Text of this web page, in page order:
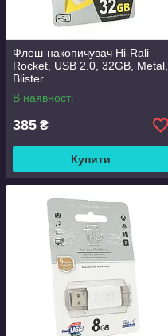
Флеш-накопичувач Hi-Rali
Rocket, USB 2.0, 32GB, Metal,
Blister
В наявності
385 ₴
Купити